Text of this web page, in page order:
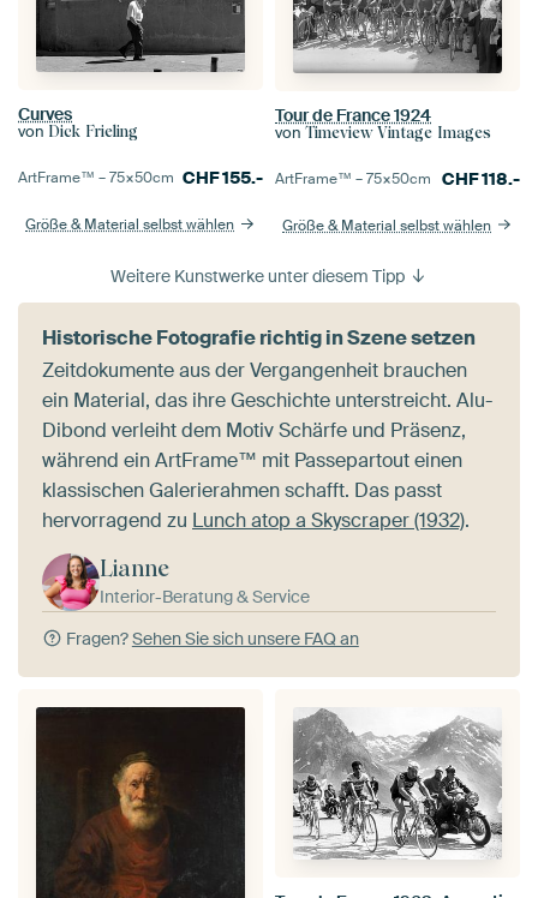
Curves
von Dick Frieling
ArtFrame™ –75×50cm CHF155.-
Größe & Material selbst wählen
Tour de France 1924
von Timeview Vintage Images
ArtFrame™ –75×50cm CHF118.-
Größe & Material selbst wählen
Weitere Kunstwerke unter diesem Tipp
Historische Fotografie richtig in Szene setzen
Zeitdokumente aus der Vergangenheit brauchen
ein Material, das ihre Geschichte unterstreicht. Alu-
Dibond verleiht dem Motiv Schärfe und Präsenz,
während ein ArtFrame™ mit Passepartout einen
klassischen Galerierahmen schafft. Das passt
hervorragend zu Lunch atop a Skyscraper (1932).
Lianne
Interior-Beratung & Service
Fragen?Sehen Sie sich unsere FAQ an